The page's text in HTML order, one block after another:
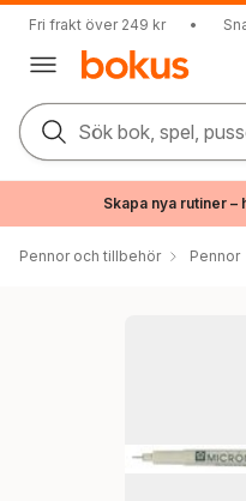
Fri frakt över 249 kr •
Sök bok, spel,
Skapa nya rutiner
Pennor och tillbehör Pennor